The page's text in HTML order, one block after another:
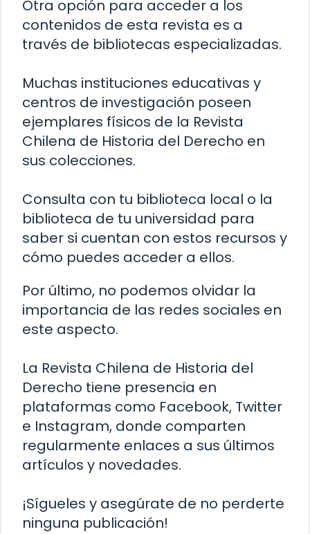
Otra opción para acceder a los
contenidos de esta revista es a
través de bibliotecas especializadas.
Muchas instituciones educativas y
centros de investigación poseen
ejemplares físicos de la Revista
Chilena de Historia del Derecho en
sus colecciones.
Consulta con tu biblioteca local o la
biblioteca de tu universidad para
saber si cuentan con estos recursos y
cómo puedes acceder a ellos.
Por último, no podemos olvidar la
importancia de las redes sociales en
este aspecto.
La Revista Chilena de Historia del
Derecho tiene presencia en
plataformas como Facebook, Twitter
e Instagram, donde comparten
regularmente enlaces a sus últimos
artículos y novedades.
¡Sígueles y asegúrate de no perderte
ninguna publicación!